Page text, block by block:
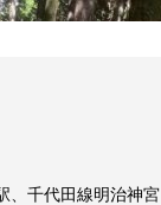
、千代田線明治神宮